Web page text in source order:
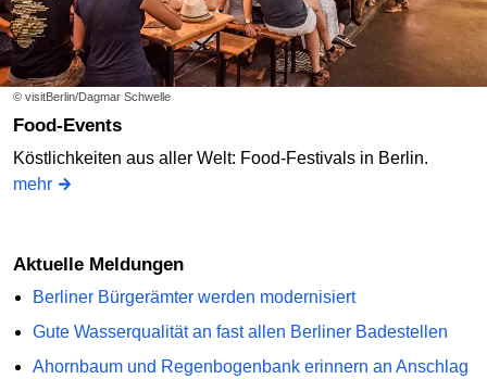
© visitBerlin/Dagmar Schwelle
Food-Events
Köstlichkeiten aus aller Welt: Food-Festivals in Berlin.
mehr
Aktuelle Meldungen
Berliner Bürgerämter werden modernisiert
Gute Wasserqualität an fast allen Berliner Badestellen
Ahornbaum und Regenbogenbank erinnern an Anschlag